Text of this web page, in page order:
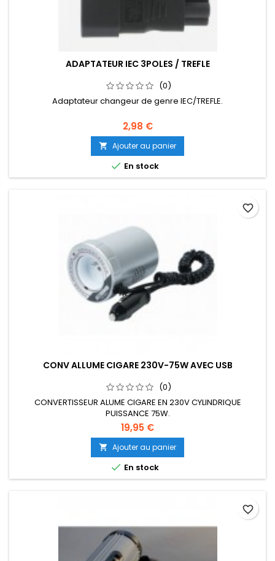
ADAPTATEUR IEC 3POLES / TREFLE
(0)
Adaptateur changeur de genre IEC/TREFLE.
2,98 €
 Ajouter au panier
 En stock
CONV ALLUME CIGARE 230V-75W AVEC USB
(0)
CONVERTISSEUR ALUME CIGARE EN 230V CYLINDRIQUE
PUISSANCE 75W.
19,95 €
 Ajouter au panier
 En stock
favorite_border
favorite_border